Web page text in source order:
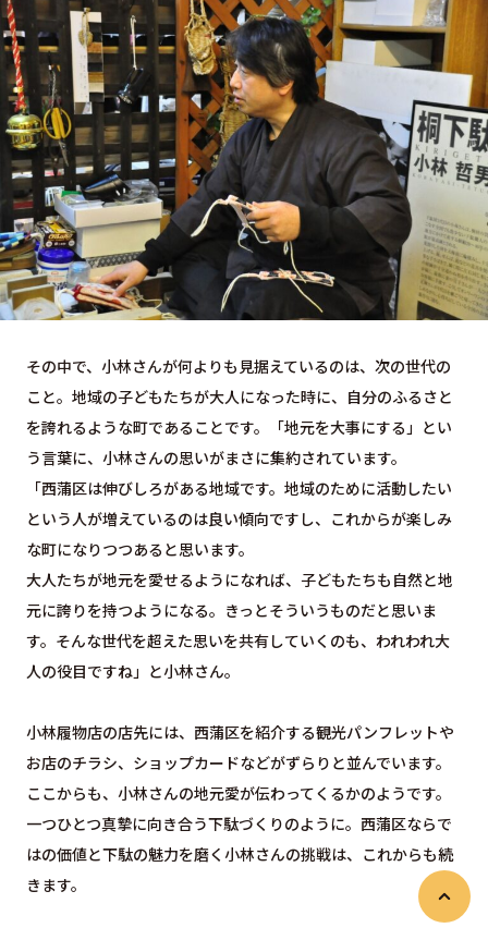
その中で、小林さんが何よりも見据えているのは、次の世代の
こと。地域の子どもたちが大人になった時に、自分のふるさと
を誇れるような町であることです。「地元を大事にする」とい
う言葉に、小林さんの思いがまさに集約されています。
「西蒲区は伸びしろがある地域です。地域のために活動したい
という人が増えているのは良い傾向ですし、これからが楽しみ
な町になりつつあると思います。
大人たちが地元を愛せるようになれば、子どもたちも自然と地
元に誇りを持つようになる。きっとそういうものだと思いま
す。そんな世代を超えた思いを共有していくのも、われわれ大
人の役目ですね」と小林さん。
小林履物店の店先には、西蒲区を紹介する観光パンフレットや
お店のチラシ、ショップカードなどがずらりと並んでいます。
ここからも、小林さんの地元愛が伝わってくるかのようです。
一つひとつ真摯に向き合う下駄づくりのように。西蒲区ならで
はの価値と下駄の魅力を磨く小林さんの挑戦は、これからも続
きます。